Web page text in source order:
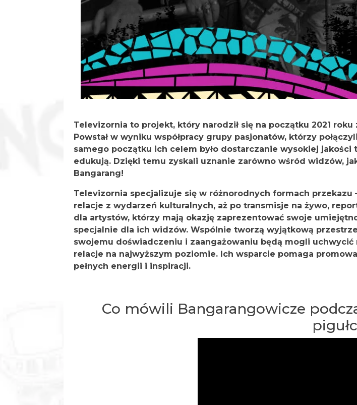
Televizornia to projekt, który narodził się na początku 2021
Powstał w wyniku współpracy grupy pasjonatów, którzy
samego początku ich celem było dostarczanie wysokiej
edukują. Dzięki temu zyskali uznanie zarówno wśród widzów,
Bangarang!
Televizornia specjalizuje się w różnorodnych formach
relacje z wydarzeń kulturalnych, aż po transmisje na żywo,
dla artystów, którzy mają okazję zaprezentować swoje
specjalnie dla ich widzów. Wspólnie tworzą wyjątkową
swojemu doświadczeniu i zaangażowaniu będą mogli
relacje na najwyższym poziomie. Ich wsparcie pomaga
pełnych energii i inspiracji.
Co mówili Bangarangowicze